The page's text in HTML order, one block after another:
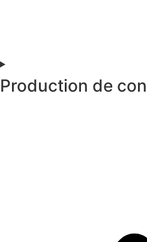
Production de